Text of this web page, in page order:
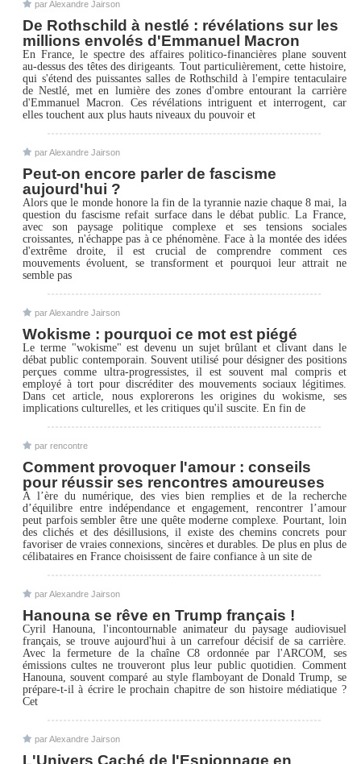
par Alexandre Jairson
De Rothschild à nestlé : révélations sur les
millions envolés d'Emmanuel Macron
En France, le spectre des affaires politico-financières plane souvent
au-dessus des têtes des dirigeants. Tout particulièrement, cette histoire,
qui s'étend des puissantes salles de Rothschild à l'empire tentaculaire
de Nestlé, met en lumière des zones d'ombre entourant la carrière
d'Emmanuel Macron. Ces révélations intriguent et interrogent, car
elles touchent aux plus hauts niveaux du pouvoir et
par Alexandre Jairson
Peut-on encore parler de fascisme
aujourd'hui ?
Alors que le monde honore la fin de la tyrannie nazie chaque 8 mai, la
question du fascisme refait surface dans le débat public. La France,
avec son paysage politique complexe et ses tensions sociales
croissantes, n'échappe pas à ce phénomène. Face à la montée des idées
d'extrême droite, il est crucial de comprendre comment ces
mouvements évoluent, se transforment et pourquoi leur attrait ne
semble pas
par Alexandre Jairson
Wokisme : pourquoi ce mot est piégé
Le terme "wokisme" est devenu un sujet brûlant et clivant dans le
débat public contemporain. Souvent utilisé pour désigner des positions
perçues comme ultra-progressistes, il est souvent mal compris et
employé à tort pour discréditer des mouvements sociaux légitimes.
Dans cet article, nous explorerons les origines du wokisme, ses
implications culturelles, et les critiques qu'il suscite. En fin de
par rencontre
Comment provoquer l'amour : conseils
pour réussir ses rencontres amoureuses
À l’ère du numérique, des vies bien remplies et de la recherche
d’équilibre entre indépendance et engagement, rencontrer l’amour
peut parfois sembler être une quête moderne complexe. Pourtant, loin
des clichés et des désillusions, il existe des chemins concrets pour
favoriser de vraies connexions, sincères et durables. De plus en plus de
célibataires en France choisissent de faire confiance à un site de
par Alexandre Jairson
Hanouna se rêve en Trump français !
Cyril Hanouna, l'incontournable animateur du paysage audiovisuel
français, se trouve aujourd'hui à un carrefour décisif de sa carrière.
Avec la fermeture de la chaîne C8 ordonnée par l'ARCOM, ses
émissions cultes ne trouveront plus leur public quotidien. Comment
Hanouna, souvent comparé au style flamboyant de Donald Trump, se
prépare-t-il à écrire le prochain chapitre de son histoire médiatique ?
Cet
par Alexandre Jairson
L'Univers Caché de l'Espionnage en